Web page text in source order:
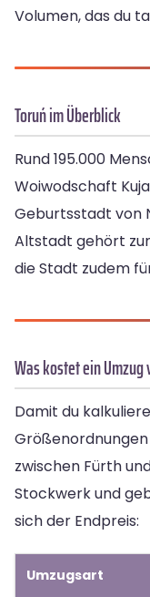
Volumen, das du
Toruń im Überblick
Rund 195.000
Woiwodschaft
Geburtsstadt von
Altstadt gehört
die Stadt zudem
Was kostet ein Umzug
Damit du
zwischen Fürth
Stockwerk und
sich der Endpreis:
Umzugsart